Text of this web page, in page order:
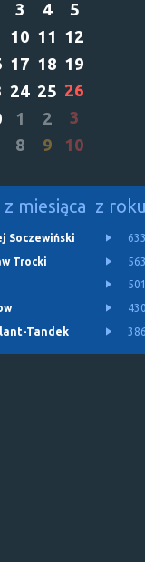
3 4
5
10 11 12
17 18 19
24 25 26
1 2
3
8 9 10
z miesiąca z
Soczewiński
Trocki
Tandek